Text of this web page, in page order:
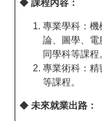
◆課程內容：
專業學科：機
論、圖學、電
同學科等課程
專業術科：精
等課程。
◆未來就業出路：